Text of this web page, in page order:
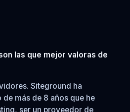
las que mejor valoras de
Siteground ha
más de 8 años que he
ser un proveedor de